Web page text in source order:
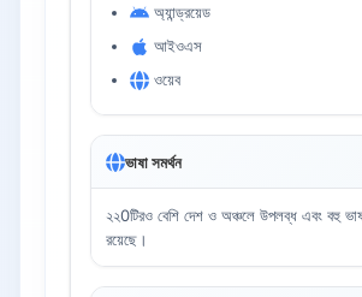
অ্যান্ড্রয়েড
আইওএস
ওয়েব
ভাষা সমর্থন
২২0টিরও বেশি দেশ ও অঞ্চলে উপলব্ধ এবং বহু
রয়েছে।